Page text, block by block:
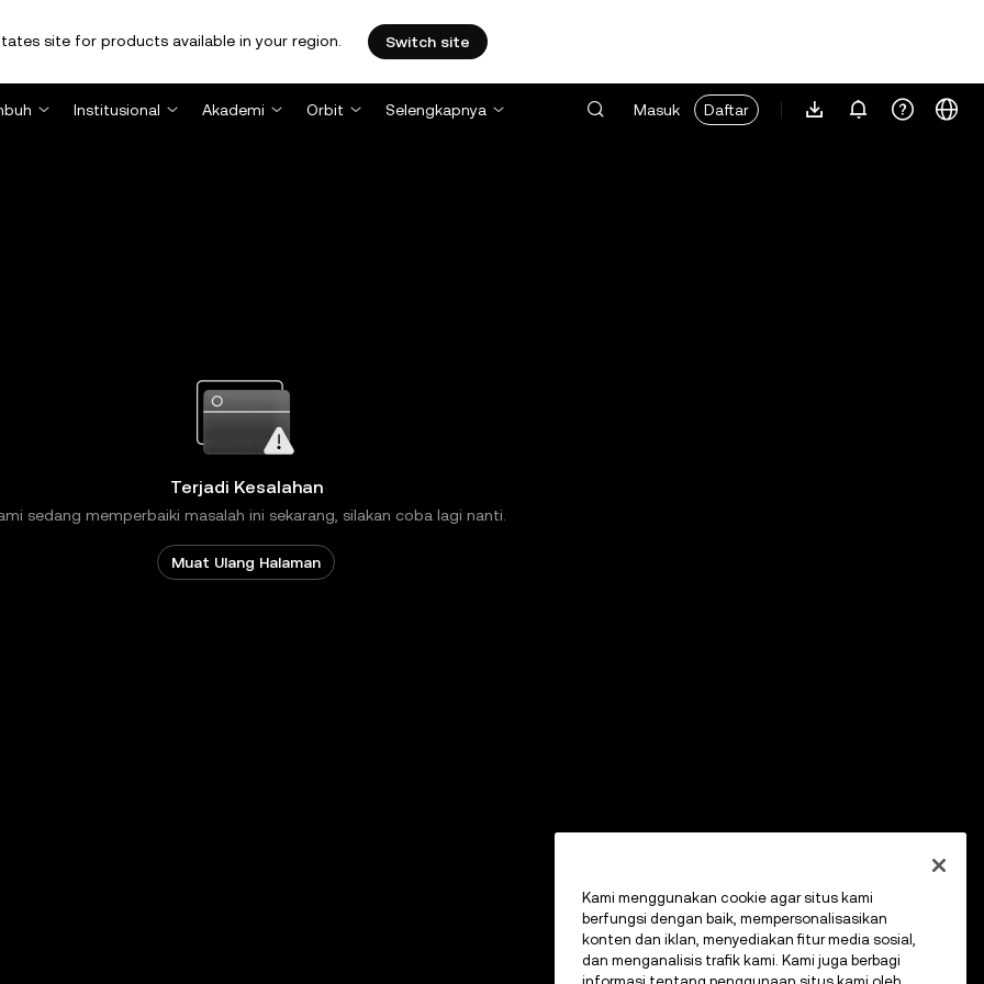
site for products available in your region. Switch site
Institusional Akademi Orbit Selengkapnya Masuk Daftar
Terjadi Kesalahan
sedang memperbaiki masalah ini sekarang, silakan coba lagi nanti.
Muat Ulang Halaman
Kami menggunakan cookie agar situs kami
berfungsi dengan baik, mempersonalisasikan
konten dan iklan, menyediakan fitur media sosial,
dan menganalisis trafik kami. Kami juga berbagi